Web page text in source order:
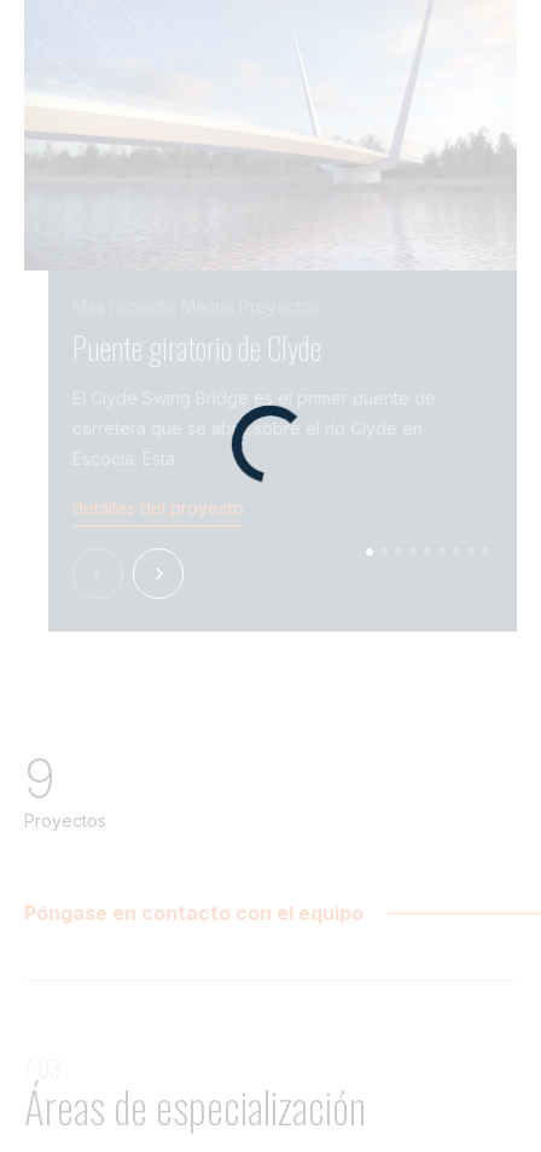
Puente giratorio de Clyde
carretera que se abre sobre el río Clyde en
detalles del proyecto
9
Proyectos
Póngase en contacto con el equipo
Áreas de especialización